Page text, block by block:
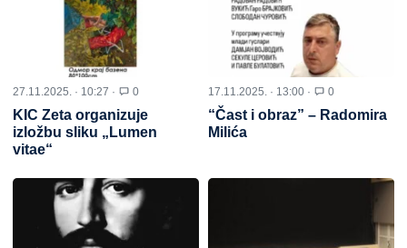
27.11.2025. · 10:27 · 0
KIC Zeta organizuje
izložbu sliku „Lumen
vitae“
17.11.2025. · 13:00 · 0
“Čast i obraz” – Radomira
Milića